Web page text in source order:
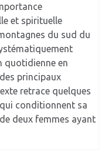
et spirituelle
du sud du
quotidienne en
principaux
retrace quelques
conditionnent sa
deux femmes ayant